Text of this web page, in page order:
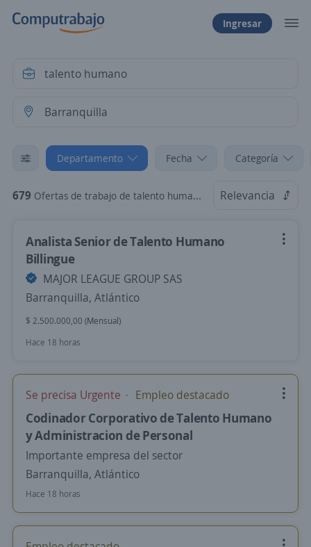
Ingresar
Departamento Fecha Categoría
679 Ofertas de trabajo de talento humano en Barranquilla, Atlántico Relevancia
Analista Senior de Talento Humano
Billingue
MAJOR LEAGUE GROUP SAS
Barranquilla, Atlántico
$ 2.500.000,00 (Mensual)
Hace 18 horas
Se precisa Urgente Empleo destacado
Codinador Corporativo de Talento Humano
y Administracion de Personal
Importante empresa del sector
Barranquilla, Atlántico
Hace 18 horas